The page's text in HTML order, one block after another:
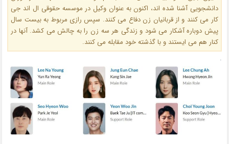
دانشجویی آشنا شده اند، اکنون به عنوان وکیل در موسسه حقوقی ال اند جی
کار می کنند و از قربانیان زن دفاع می کنند. سپس رازی مربوط به بیست سال
پیش دوباره آشکار می شود و زندگی هر سه زن را به چالش می کشد. آنها در
کنار هم می ایستند و با گذشته خود مقابله می کنند.
.